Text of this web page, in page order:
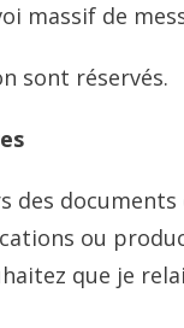
massif de
sont réservés.
des
ou
que je